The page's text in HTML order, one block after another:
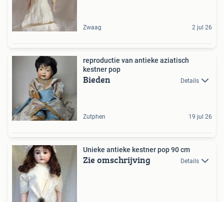
Zwaag 2 jul 26
reproductie van antieke aziatisch
kestner pop
Bieden Details
Zutphen 19 jul 26
Unieke antieke kestner pop 90 cm
Zie omschrijving Details